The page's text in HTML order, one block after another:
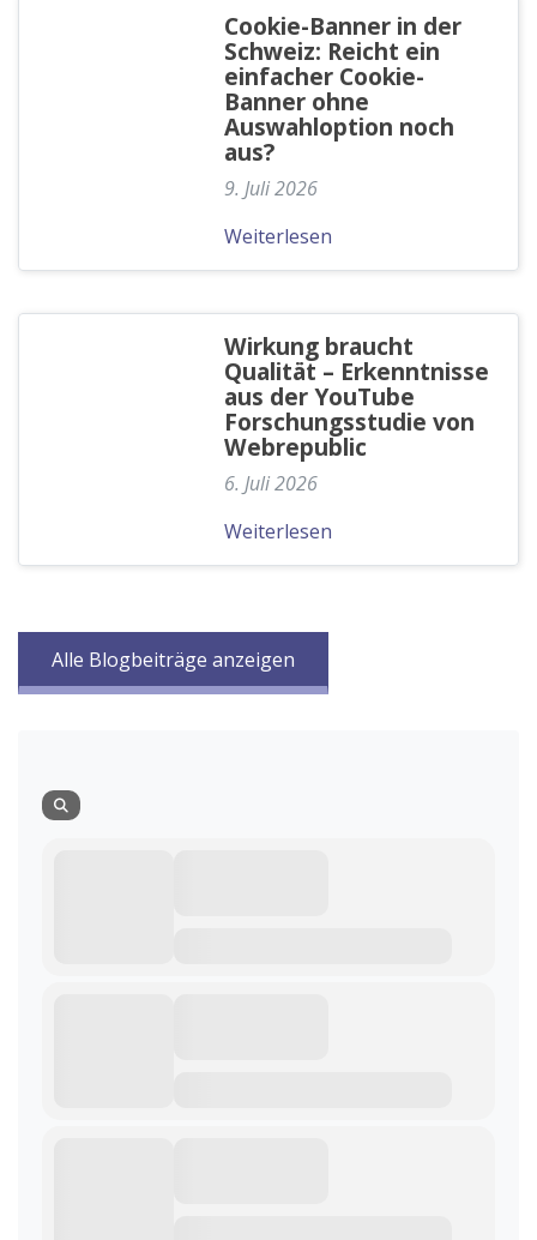
Cookie-Banner in der
Schweiz: Reicht ein
einfacher Cookie-
Banner ohne
Auswahloption noch
aus?
9. Juli 2026
Weiterlesen
Wirkung braucht
Qualität – Erkenntnisse
aus der YouTube
Forschungsstudie von
Webrepublic
6. Juli 2026
Weiterlesen
Alle Blogbeiträge anzeigen